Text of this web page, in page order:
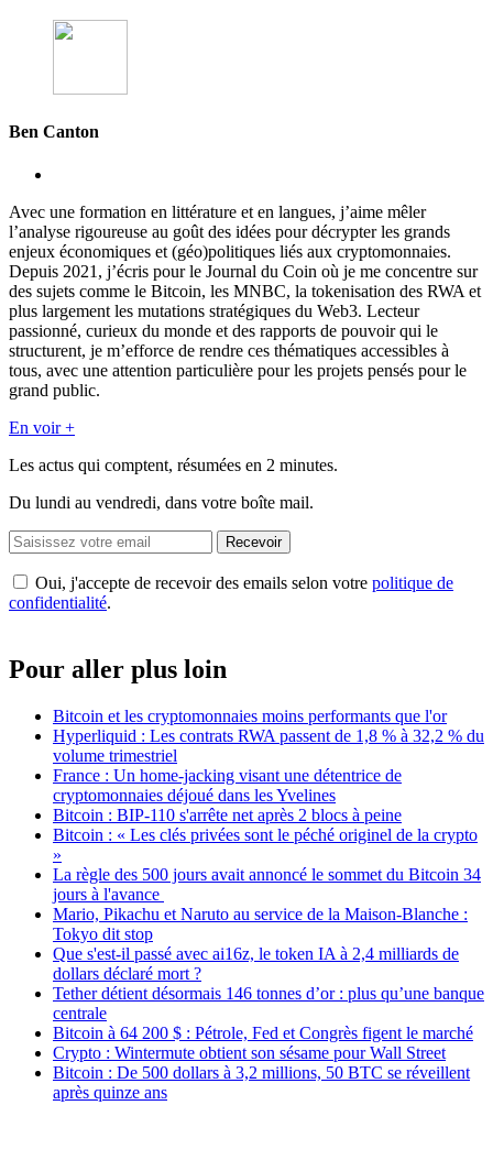
Ben Canton
Avec une formation en littérature et en langues, j’aime mêler
l’analyse rigoureuse au goût des idées pour décrypter les grands
enjeux économiques et (géo)politiques liés aux cryptomonnaies.
Depuis 2021, j’écris pour le Journal du Coin où je me concentre sur
des sujets comme le Bitcoin, les MNBC, la tokenisation des RWA et
plus largement les mutations stratégiques du Web3. Lecteur
passionné, curieux du monde et des rapports de pouvoir qui le
structurent, je m’efforce de rendre ces thématiques accessibles à
tous, avec une attention particulière pour les projets pensés pour le
grand public.
En voir +
Les actus qui comptent, résumées en 2 minutes.
Du lundi au vendredi, dans votre boîte mail.
Recevoir
Oui, j'accepte de recevoir des emails selon votre politique de
confidentialité.
Pour aller plus loin
Bitcoin et les cryptomonnaies moins performants que l'or
Hyperliquid : Les contrats RWA passent de 1,8 % à 32,2 % du
volume trimestriel
France : Un home-jacking visant une détentrice de
cryptomonnaies déjoué dans les Yvelines
Bitcoin : BIP-110 s'arrête net après 2 blocs à peine
Bitcoin : « Les clés privées sont le péché originel de la crypto
»
La règle des 500 jours avait annoncé le sommet du Bitcoin 34
jours à l'avance
Mario, Pikachu et Naruto au service de la Maison-Blanche :
Tokyo dit stop
Que s'est-il passé avec ai16z, le token IA à 2,4 milliards de
dollars déclaré mort ?
Tether détient désormais 146 tonnes d’or : plus qu’une banque
centrale
Bitcoin à 64 200 $ : Pétrole, Fed et Congrès figent le marché
Crypto : Wintermute obtient son sésame pour Wall Street
Bitcoin : De 500 dollars à 3,2 millions, 50 BTC se réveillent
après quinze ans